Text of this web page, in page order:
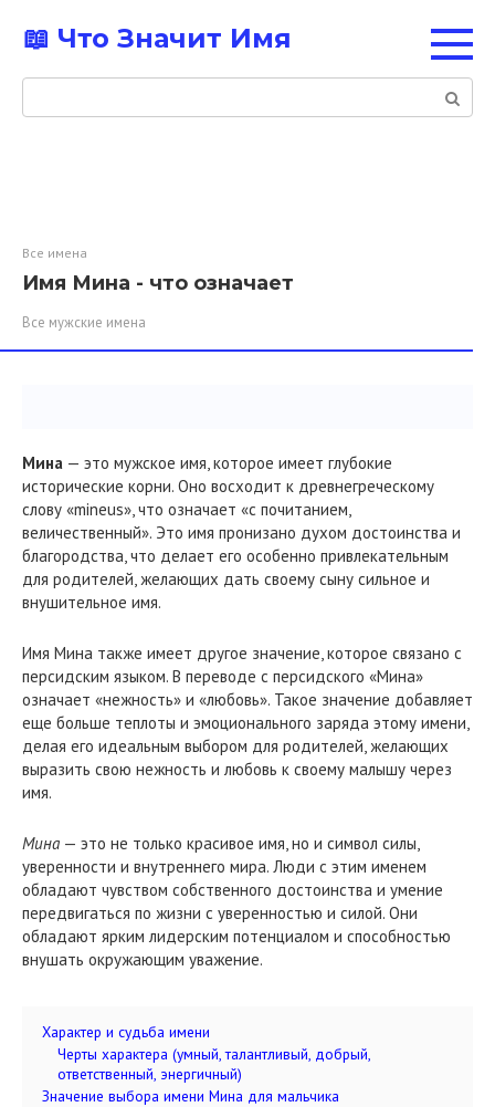
контенту
📖 Что Значит Имя
Поиск:
Все имена
Имя Мина - что означает
Все мужские имена
Мина — это мужское имя, которое имеет глубокие
исторические корни. Оно восходит к древнегреческому
слову «mineus», что означает «с почитанием,
величественный». Это имя пронизано духом достоинства и
благородства, что делает его особенно привлекательным
для родителей, желающих дать своему сыну сильное и
внушительное имя.
Имя Мина также имеет другое значение, которое связано с
персидским языком. В переводе с персидского «Мина»
означает «нежность» и «любовь». Такое значение добавляет
еще больше теплоты и эмоционального заряда этому имени,
делая его идеальным выбором для родителей, желающих
выразить свою нежность и любовь к своему малышу через
имя.
Мина — это не только красивое имя, но и символ силы,
уверенности и внутреннего мира. Люди с этим именем
обладают чувством собственного достоинства и умение
передвигаться по жизни с уверенностью и силой. Они
обладают ярким лидерским потенциалом и способностью
внушать окружающим уважение.
Характер и судьба имени
Черты характера (умный, талантливый, добрый,
ответственный, энергичный)
Значение выбора имени Мина для мальчика